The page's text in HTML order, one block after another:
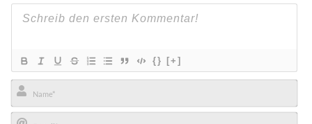
{} [+]
Name*